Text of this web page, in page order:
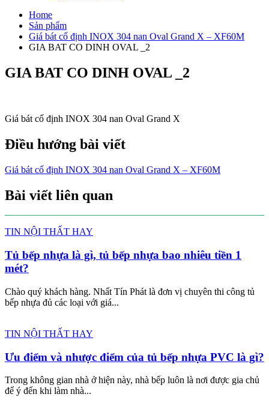
Home
Sản phẩm
Giá bát cố định INOX 304 nan Oval Grand X – XF60M
GIA BAT CO DINH OVAL _2
GIA BAT CO DINH OVAL _2
Giá bát cố định INOX 304 nan Oval Grand X
Điều hướng bài viết
Giá bát cố định INOX 304 nan Oval Grand X – XF60M
Bài viết liên quan
TIN NỘI THẤT HAY
Tủ bếp nhựa là gì, tủ bếp nhựa bao nhiêu tiền 1
mét?
Chào quý khách hàng. Nhất Tín Phát là đơn vị chuyên thi công tủ
bếp nhựa đủ các loại với giá...
TIN NỘI THẤT HAY
Ưu điểm và nhược điểm của tủ bếp nhựa PVC là gì?
Trong không gian nhà ở hiện này, nhà bếp luôn là nơi được gia chủ
để ý đến khi làm nhà...